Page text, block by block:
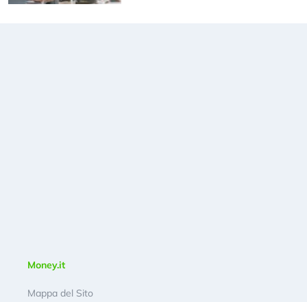
Money.it
Mappa del Sito